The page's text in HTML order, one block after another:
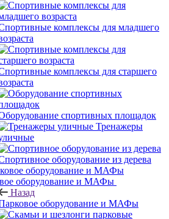
комплексы для младшего
комплексы для старшего
спортивных площадок
Тренажеры
оборудование из дерева
оборудование и МАФы
Назад
оборудование и МАФы